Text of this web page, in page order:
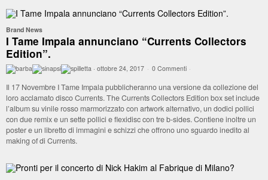
Brand News
I Tame Impala annunciano “Currents Collectors
Edition”.
· ottobre 24, 2017 · 0 Commenti ·
Il 17 Novembre I Tame Impala pubblicheranno una versione da collezione del
loro acclamato disco Currents. The Currents Collectors Edition box set include
l’album su vinile rosso marmorizzato con artwork alternativo, un dodici pollici
con due remix e un sette pollici e flexidisc con tre b-sides. Contiene inoltre un
poster e un libretto di immagini e schizzi che offrono uno sguardo inedito al
making of di Currents.